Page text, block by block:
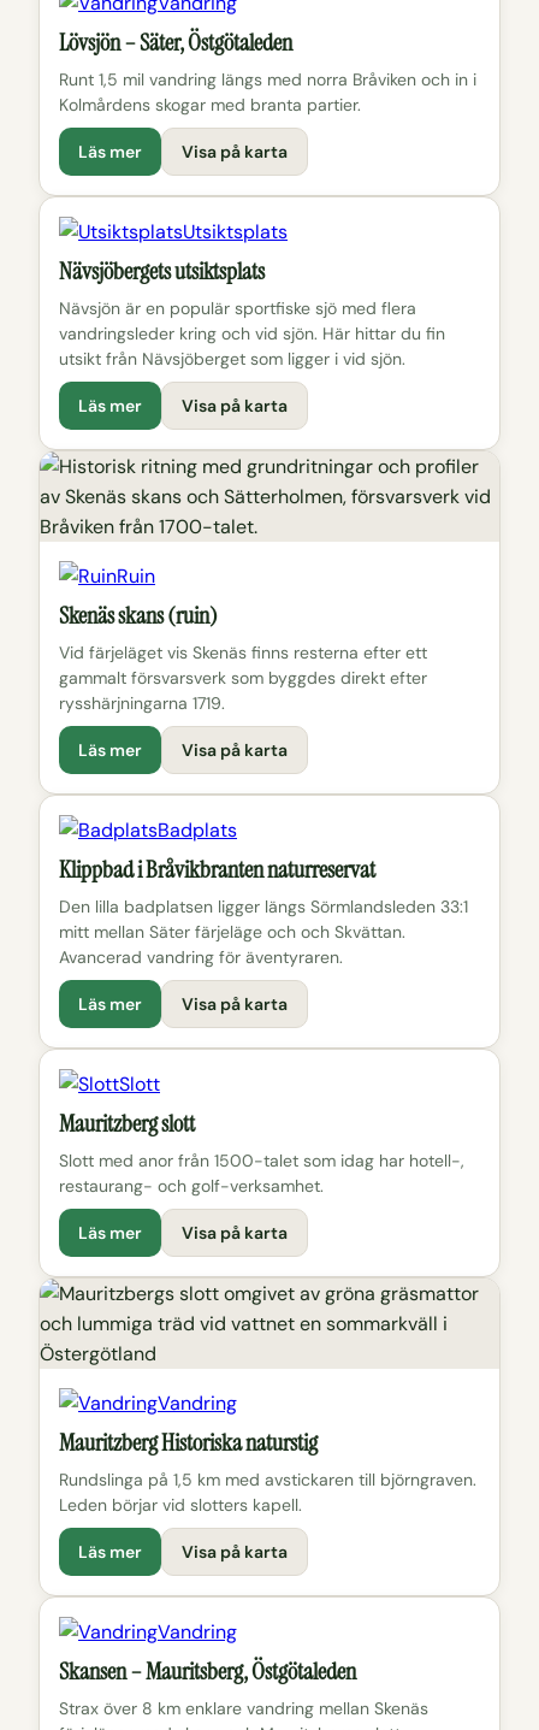
Lövsjön – Säter, Östgötaleden
Runt 1,5 mil vandring längs med norra Bråviken och in i
Kolmårdens skogar med branta partier.
Läs mer Visa på karta
Utsiktsplats
Nävsjöbergets utsiktsplats
Nävsjön är en populär sportfiske sjö med flera
vandringsleder kring och vid sjön. Här hittar du fin
utsikt från Nävsjöberget som ligger i vid sjön.
Läs mer Visa på karta
Ruin
Skenäs skans (ruin)
Vid färjeläget vis Skenäs finns resterna efter ett
gammalt försvarsverk som byggdes direkt efter
rysshärjningarna 1719.
Läs mer Visa på karta
Badplats
Klippbad i Bråvikbranten naturreservat
Den lilla badplatsen ligger längs Sörmlandsleden 33:1
mitt mellan Säter färjeläge och och Skvättan.
Avancerad vandring för äventyraren.
Läs mer Visa på karta
Slott
Mauritzberg slott
Slott med anor från 1500-talet som idag har hotell-,
restaurang- och golf-verksamhet.
Läs mer Visa på karta
Vandring
Mauritzberg Historiska naturstig
Rundslinga på 1,5 km med avstickaren till björngraven.
Leden börjar vid slotters kapell.
Läs mer Visa på karta
Vandring
Skansen – Mauritsberg, Östgötaleden
Strax över 8 km enklare vandring mellan Skenäs